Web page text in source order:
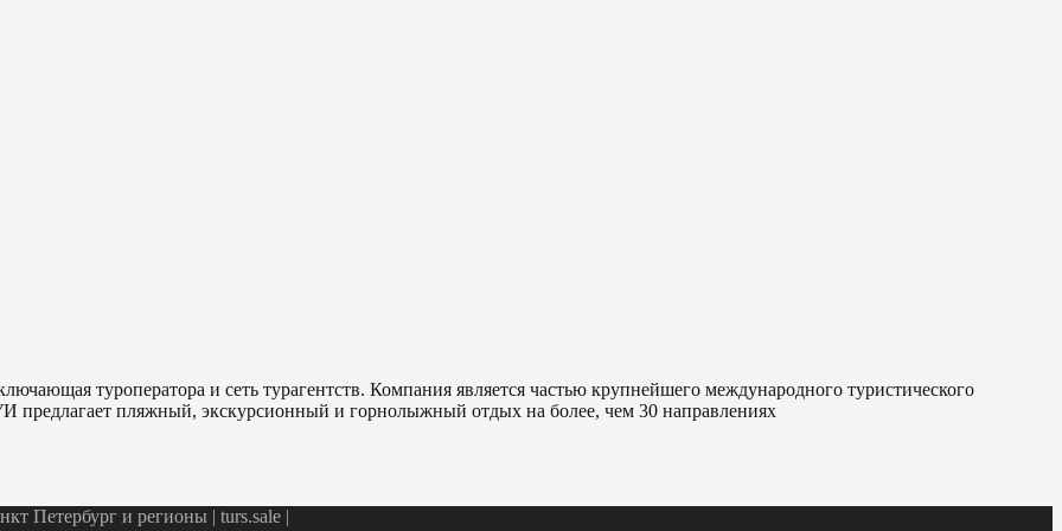
туроператора и сеть турагентств. Компания является частью крупнейшего международного туристического
предлагает пляжный, экскурсионный и горнолыжный отдых на более, чем 30 направлениях
Петербург и регионы | turs.sale |